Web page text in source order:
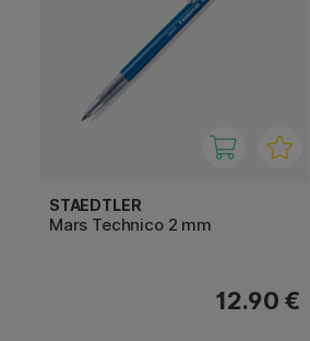
STAEDTLER
Mars Technico 2 mm
12.90 €